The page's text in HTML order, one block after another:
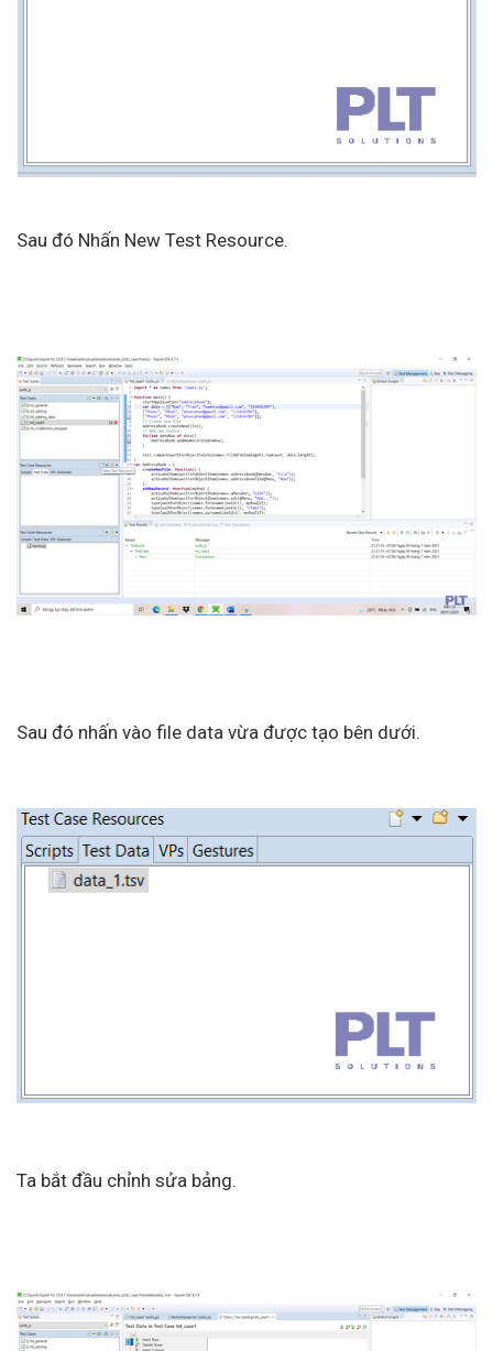
Sau đó Nhấn New Test Resource.
Sau đó nhấn vào file data vừa được tạo bên dưới.
Ta bắt đầu chỉnh sửa bảng.